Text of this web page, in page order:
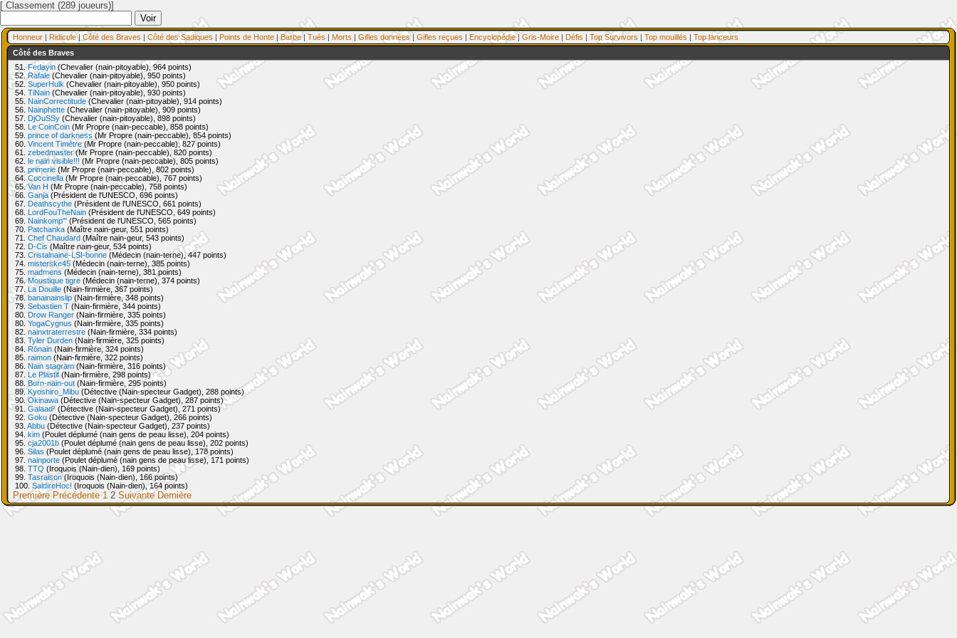
[ Classement (289 joueurs)]
Honneur | Ridicule|Côté des Braves | Côté des Sadiques | Points de Honte |Barbe| Tués | Morts | Gifles données | Gifles reçues | Encyclopédie| Gris-Moire | Défis | Top Survivors | Top mouillés | Top lanceurs
Côté des Braves
51.Fedayin (Chevalier (nain-pitoyable), 964 points)
52.Rafale (Chevalier (nain-pitoyable), 950 points)
52. SuperHulk (Chevalier (nain-pitoyable), 950 points)
54. TiNain (Chevalier (nain-pitoyable), 930 points)
55. NainCorrectitude (Chevalier (nain-pitoyable), 914 points)
56. Nainphette (Chevalier (nain-pitoyable), 909 points)
57. DjOuSSy (Chevalier (nain-pitoyable), 898 points)
58. Le CoinCoin (Mr Propre (nain-peccable), 858 points)
59. prince of darkness(Mr Propre (nain-peccable), 854 points)
60. Vincent Timètre(Mr Propre (nain-peccable), 827 points)
61. zebedmaster(Mr Propre (nain-peccable), 820 points)
62. le nain visible!!! (Mr Propre (nain-peccable), 805 points)
63. primerie (Mr Propre (nain-peccable), 802 points)
64.Coccinella (Mr Propre (nain-peccable), 767 points)
65.Van H (Mr Propre (nain-peccable), 758 points)
66. Ganja (Président de l'UNESCO, 696 points)
67. Deathscythe (Président de l'UNESCO, 661 points)
68. LordFouTheNain (Président de l'UNESCO, 649 points)
69. Nainkomp"' (Président de l'UNESCO, 565 points)
70. Patchanka (Maître nain-geur, 551 points)
71. Chef Chaudard (Maître nain-geur, 543 points)
72. D-Cis (Maître nain-geur, 534 points)
73. Cristalnaine-LSI-bonne (Médecin (nain-terne), 447 points)
74. misterske45(Médecin (nain-terne), 385 points)
75. madmens(Médecin (nain-terne), 381 points)
76.Moustique tigre (Médecin (nain-terne), 374 points)
77.La Douille (Nain-firmière, 367 points)
78. banainainslip (Nain-firmière, 348 points)
79. Sebastien T (Nain-firmière, 344 points)
80. Drow Ranger (Nain-firmière, 335 points)
80. YogaCygnus (Nain-firmière, 335 points)
82. nainxtraterrestre (Nain-firmière, 334 points)
83. Tyler Durden (Nain-firmière, 325 points)
84. Rōnain (Nain-firmière, 324 points)
85. raimon (Nain-firmière, 322 points)
86. Nain stagram(Nain-firmière, 316 points)
87. Le Plastif(Nain-firmière, 298 points)
88. Burn-nain-out (Nain-firmière, 295 points)
89.Kyoshiro_Mibu (Détective (Nain-specteur Gadget), 288 points)
90.Okinawa (Détective (Nain-specteur Gadget), 287 points)
91. Galaad² (Détective (Nain-specteur Gadget), 271 points)
92. Goku (Détective (Nain-specteur Gadget), 266 points)
93. Abbu (Détective (Nain-specteur Gadget), 237 points)
94. kim (Poulet déplumé (nain gens de peau lisse), 204 points)
95. cja2001b (Poulet déplumé (nain gens de peau lisse), 202 points)
96. Silas (Poulet déplumé (nain gens de peau lisse), 178 points)
97. nainporte (Poulet déplumé (nain gens de peau lisse), 171 points)
98. TTQ (Iroquois (Nain-dien), 169 points)
99. Tasraison(Iroquois (Nain-dien), 166 points)
100. SaidireHoc! (Iroquois (Nain-dien), 164 points)
Première Précédente 1 2 Suivante Dernière